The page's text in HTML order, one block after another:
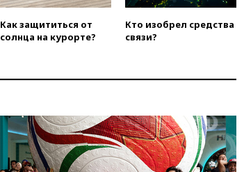
вчера, 19:35Зеленский
впервые совершил
официальный визит в Сербию
Альпах
ликвидировано
вчера, 18:55Минобороны
отчиталось об ударах по двум
Как защититься от
солнца на курорте?
Кто изобрел средства
связи?